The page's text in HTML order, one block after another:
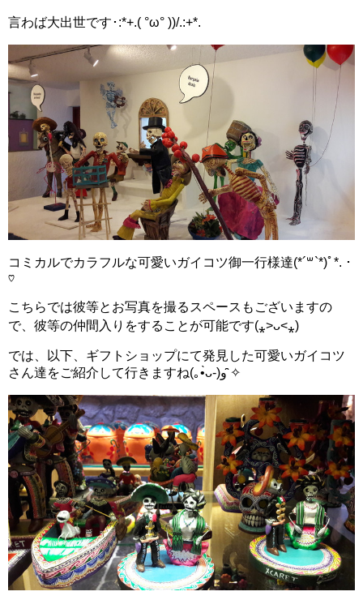
言わば大出世です･:*+.( °ω° ))/.:+*.
コミカルでカラフルな可愛いガイコツ御一行様達(*´꒳`*)ﾟ*.・
♡
こちらでは彼等とお写真を撮るスペースもございますの
で、彼等の仲間入りをすることが可能です(⁎˃ᴗ˂⁎)
では、以下、ギフトショップにて発見した可愛いガイコツ
さん達をご紹介して行きますね(｡•̀ᴗ-)و ̑̑✧